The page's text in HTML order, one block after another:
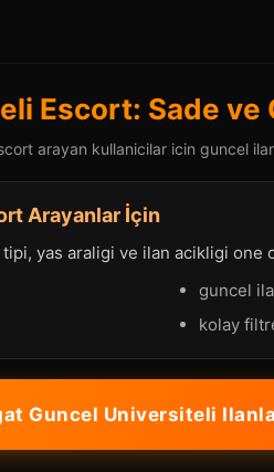
Escort: Sade ve
arayan kullanicilar icin guncel
Arayanlar İçin
yas araligi ve ilan acikligi one
guncel
kolay
Guncel Universiteli